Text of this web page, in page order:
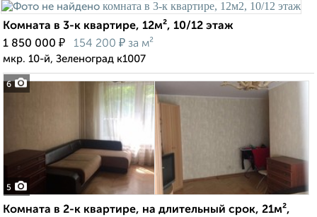
6
Комната в 3-к квартире, 12м², 10/12 этаж
1 850 000 ₽ 154 200 ₽ за м²
мкр. 10-й, Зеленоград к1007
5
Комната в 2-к квартире, на длительный срок, 21м²,